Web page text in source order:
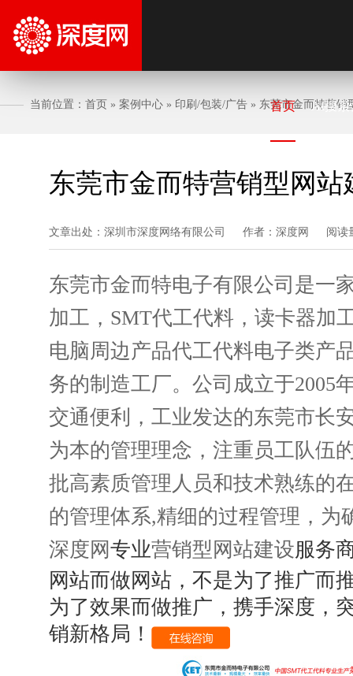
首页 AI搜索
当前位置： 首页 » 案例中心 » 印刷/包装/广告 » 东莞市金而特营销
东莞市金而特营销型网站
文章出处：深圳市深度网络有限公司 作者：深度网 阅读
东莞市金而特电子有限公司是一
加工，SMT代工代料，读卡器加
电脑周边产品代工代料电子类产
务的制造工厂。公司成立于2005
交通便利，工业发达的东莞市长
为本的管理理念，注重员工队伍
批高素质管理人员和技术熟练的
的管理体系,精细的过程管理，为
深度网专业营销型网站建设服务
网站而做网站，不是为了推广而
为了效果而做推广，携手深度，
销新格局！